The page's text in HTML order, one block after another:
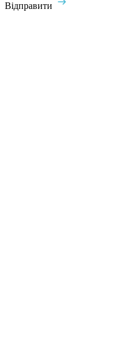
Відправити